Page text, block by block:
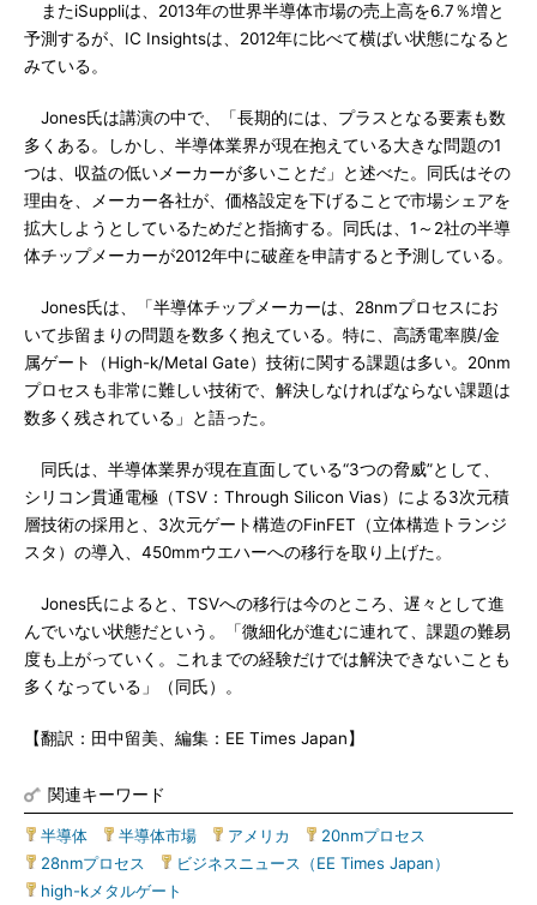
またiSuppliは、2013年の世界半導体市場の売上高を6.7％増と
予測するが、IC Insightsは、2012年に比べて横ばい状態になると
みている。
Jones氏は講演の中で、「長期的には、プラスとなる要素も数
多くある。しかし、半導体業界が現在抱えている大きな問題の1
つは、収益の低いメーカーが多いことだ」と述べた。同氏はその
理由を、メーカー各社が、価格設定を下げることで市場シェアを
拡大しようとしているためだと指摘する。同氏は、1～2社の半導
体チップメーカーが2012年中に破産を申請すると予測している。
Jones氏は、「半導体チップメーカーは、28nmプロセスにお
いて歩留まりの問題を数多く抱えている。特に、高誘電率膜/金
属ゲート（High-k/Metal Gate）技術に関する課題は多い。20nm
プロセスも非常に難しい技術で、解決しなければならない課題は
数多く残されている」と語った。
同氏は、半導体業界が現在直面している“3つの脅威”として、
シリコン貫通電極（TSV：Through Silicon Vias）による3次元積
層技術の採用と、3次元ゲート構造のFinFET（立体構造トランジ
スタ）の導入、450mmウエハーへの移行を取り上げた。
Jones氏によると、TSVへの移行は今のところ、遅々として進
んでいない状態だという。「微細化が進むに連れて、課題の難易
度も上がっていく。これまでの経験だけでは解決できないことも
多くなっている」（同氏）。
【翻訳：田中留美、編集：EE Times Japan】
関連キーワード
半導体 半導体市場 アメリカ 20nmプロセス
28nmプロセス
ビジネスニュース（EE Times Japan）
high-kメタルゲート